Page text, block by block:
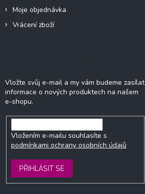
Moje objednávka
Vrácení zboží
Vložte svůj e-mail a my vám budeme zasílat
informace o nových produktech na našem
e-shopu.
Vložením e-mailu souhlasíte s
podmínkami ochrany osobních údajů
PŘIHLÁSIT SE